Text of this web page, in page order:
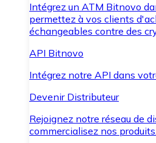
Intégrez un ATM Bitnovo
permettez à vos clients
échangeables contre des
API Bitnovo
Intégrez notre API dans
Devenir Distributeur
Rejoignez notre réseau de
commercialisez nos produits.